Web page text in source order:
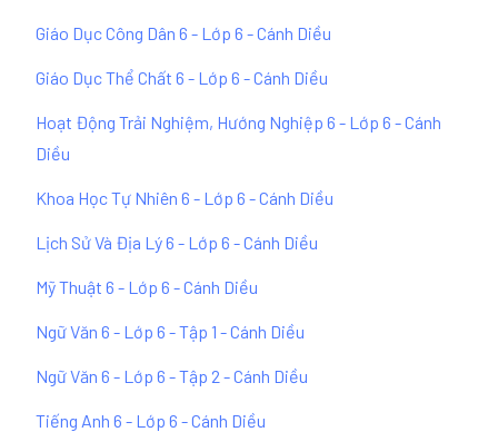
Giáo Dục Công Dân 6 - Lớp 6 - Cánh Diều
Giáo Dục Thể Chất 6 - Lớp 6 - Cánh Diều
Hoạt Động Trải Nghiệm, Hướng Nghiệp 6 - Lớp 6 - Cánh
Diều
Khoa Học Tự Nhiên 6 - Lớp 6 - Cánh Diều
Lịch Sử Và Địa Lý 6 - Lớp 6 - Cánh Diều
Mỹ Thuật 6 - Lớp 6 - Cánh Diều
Ngữ Văn 6 - Lớp 6 - Tập 1 - Cánh Diều
Ngữ Văn 6 - Lớp 6 - Tập 2 - Cánh Diều
Tiếng Anh 6 - Lớp 6 - Cánh Diều